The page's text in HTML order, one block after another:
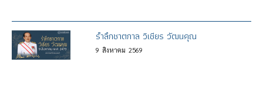
รำลึกชาตกาล วิเชียร วัฒนคุณ
9 สิงหาคม 2569